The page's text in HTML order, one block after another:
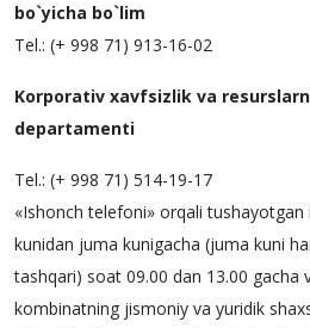
bo`yicha bo`lim
Tel.: (+ 998 71) 913-16-02
Korporativ xavfsizlik va
departamenti
Tel.: (+ 998 71) 514-19-17
«Ishonch tеlеfoni» orqali
kunidan juma kunigacha (juma kuni
tashqari) soat 09.00 dan 13.00 gacha
kombinatning jismoniy va yuridik